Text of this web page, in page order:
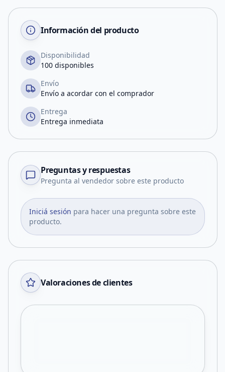
Información del producto
Disponibilidad
100 disponibles
Envío
Envío a acordar con el comprador
Entrega
Entrega inmediata
Preguntas y respuestas
Pregunta al vendedor sobre este producto
Iniciá sesión para hacer una pregunta sobre este
producto.
Valoraciones de clientes